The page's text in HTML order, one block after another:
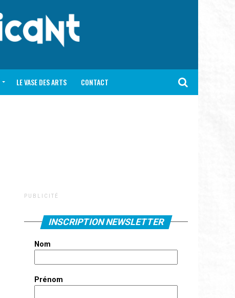
LE VASE DES ARTS CONTACT
P U B L I C I T É
INSCRIPTION NEWSLETTER
Nom
Prénom